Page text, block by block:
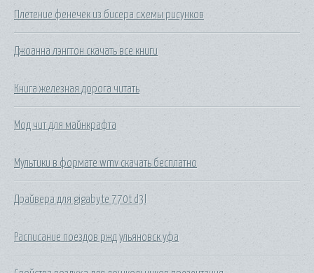
Плетение фенечек из бисера схемы рисунков
Джоанна лэнгтон скачать все книги
Книга железная дорога читать
Мод чит для майнкрафта
Мультики в формате wmv скачать бесплатно
Драйвера для gigabyte 770t d3l
Расписание поездов ржд ульяновск уфа